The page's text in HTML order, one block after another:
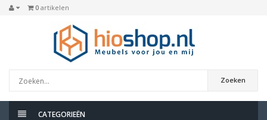
0 artikelen
Zoeken
CATEGORIEËN